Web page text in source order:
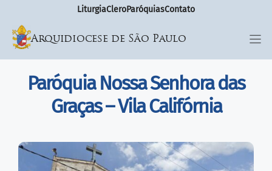
LiturgiaCleroParóquiasContato
Arquidiocese de São Paulo
Paróquia Nossa Senhora das
Graças – Vila Califórnia